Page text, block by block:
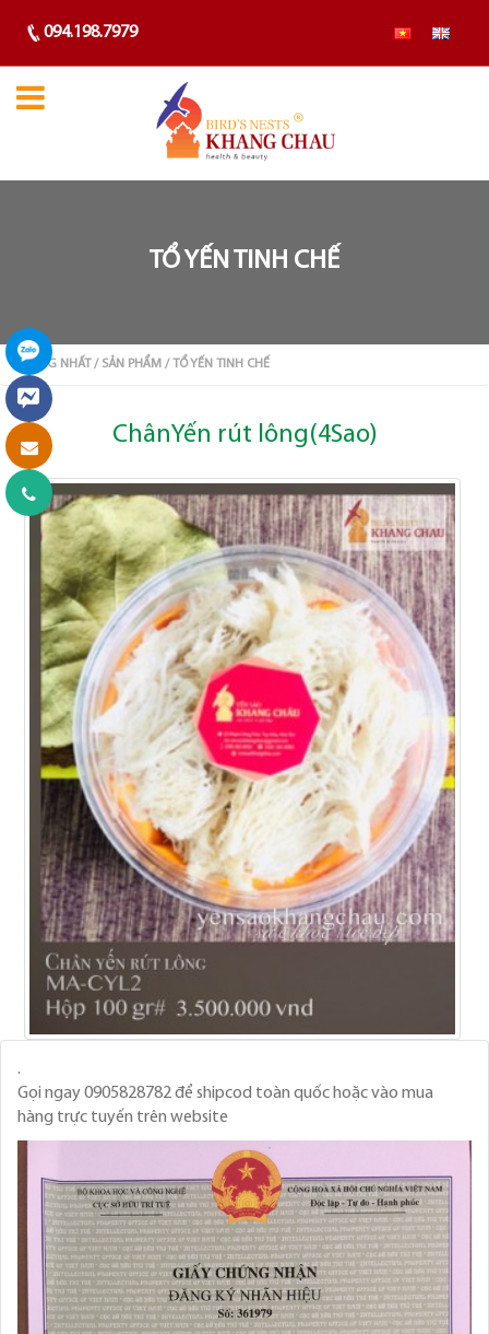
094.198.7979
TỔ YẾN TINH CHẾ
TRANG NHẤT / SẢN PHẨM / TỔ YẾN TINH CHẾ
ChânYến rút lông(4Sao)
.
Gọi ngay 0905828782 để shipcod toàn quốc hoặc vào mua
hàng trực tuyến trên website